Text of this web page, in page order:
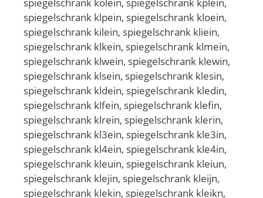
spiegelschrank klpein, spiegelschrank kloein,
spiegelschrank kilein, spiegelschrank kliein,
spiegelschrank klkein, spiegelschrank klmein,
spiegelschrank klwein, spiegelschrank klewin,
spiegelschrank klsein, spiegelschrank klesin,
spiegelschrank kldein, spiegelschrank kledin,
spiegelschrank klfein, spiegelschrank klefin,
spiegelschrank klrein, spiegelschrank klerin,
spiegelschrank kl3ein, spiegelschrank kle3in,
spiegelschrank kl4ein, spiegelschrank kle4in,
spiegelschrank kleuin, spiegelschrank kleiun,
spiegelschrank klejin, spiegelschrank kleijn,
spiegelschrank klekin, spiegelschrank kleikn,